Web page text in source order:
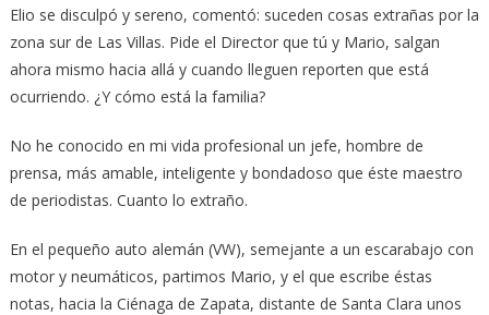
Elio se disculpó y sereno, comentó: suceden cosas extrañas por la
zona sur de Las Villas. Pide el Director que tú y Mario, salgan
ahora mismo hacia allá y cuando lleguen reporten que está
ocurriendo. ¿Y cómo está la familia?
No he conocido en mi vida profesional un jefe, hombre de
prensa, más amable, inteligente y bondadoso que éste maestro
de periodistas. Cuanto lo extraño.
En el pequeño auto alemán (VW), semejante a un escarabajo con
motor y neumáticos, partimos Mario, y el que escribe éstas
notas, hacia la Ciénaga de Zapata, distante de Santa Clara unos